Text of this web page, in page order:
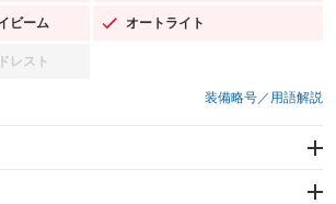
ビーム オートライト
：装備あり
レスト
装備略号／用語解説
/助手席/サイド